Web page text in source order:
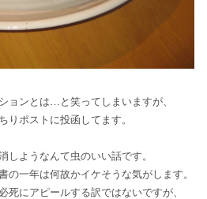
ョンとは…と笑ってしまいますが、
りポストに投函してます。
しようなんて虫のいい話です。
一年は何故かイケそうな気がします。
にアピールする訳ではないですが、